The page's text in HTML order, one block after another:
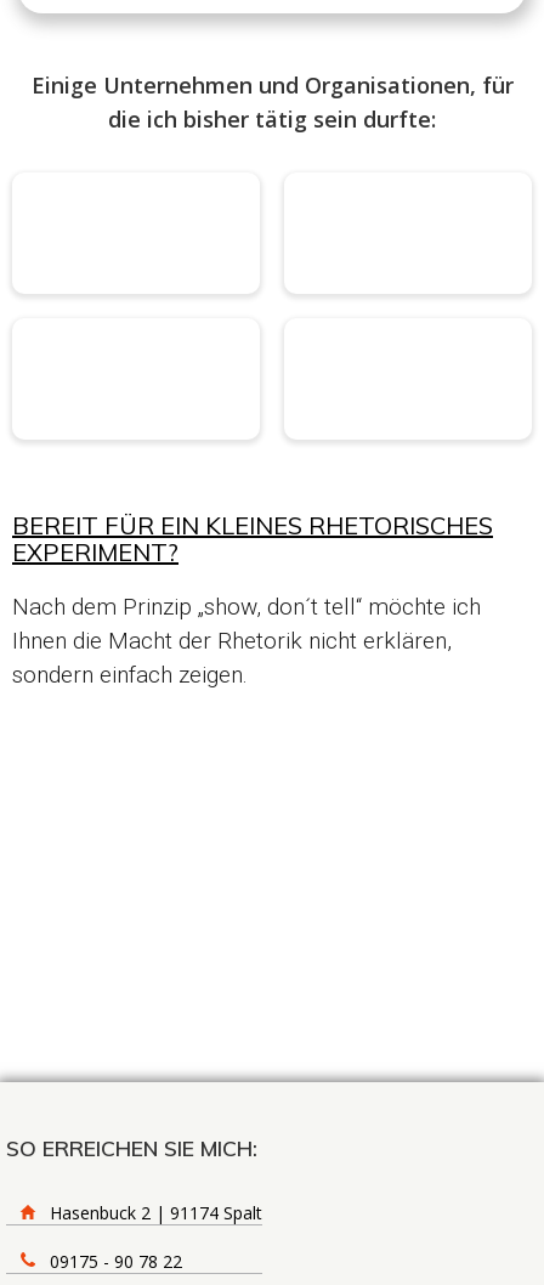
Einige Unternehmen und Organisationen, für
die ich bisher tätig sein durfte:
BEREIT FÜR EIN KLEINES RHETORISCHES
EXPERIMENT?
Nach dem Prinzip „show, don´t tell“ möchte ich
Ihnen die Macht der Rhetorik nicht erklären,
sondern einfach zeigen.
SO ERREICHEN SIE MICH:
Hasenbuck 2 | 91174 Spalt
09175 - 90 78 22